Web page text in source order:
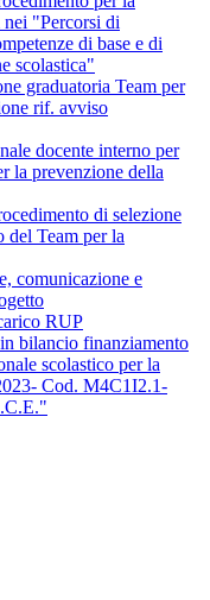
"Percorsi di
di base e di
scolastica"
graduatoria Team per
rif. avviso
docente interno per
la prevenzione della
di selezione
del Team per la
comunicazione e
RUP
bilancio finanziamento
scolastico per la
Cod. M4C1I2.1-